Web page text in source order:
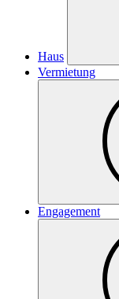
Haus
Vermietung
Engagement